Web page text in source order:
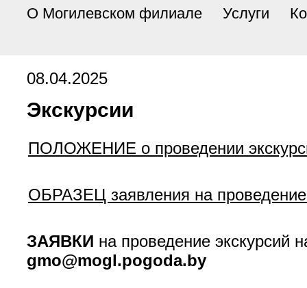
О Могилевском филиале Услуги
08.04.2025
Экскурсии
ПОЛОЖЕНИЕ о проведении
ОБРАЗЕЦ заявления на проведение
ЗАЯВКИ на проведение экскурсий
gmo@mogl.pogoda.by